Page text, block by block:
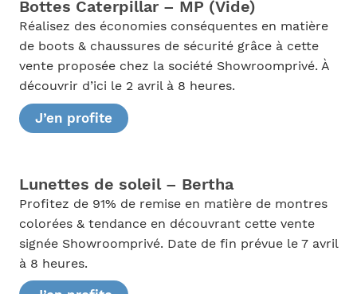
Bottes Caterpillar – MP (Vide)
Réalisez des économies conséquentes en matière
de boots & chaussures de sécurité grâce à cette
vente proposée chez la société Showroomprivé. À
découvrir d’ici le 2 avril à 8 heures.
J’en profite
Lunettes de soleil – Bertha
Profitez de 91% de remise en matière de montres
colorées & tendance en découvrant cette vente
signée Showroomprivé. Date de fin prévue le 7 avril
à 8 heures.